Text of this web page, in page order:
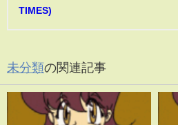
TIMES)
未分類の関連記事